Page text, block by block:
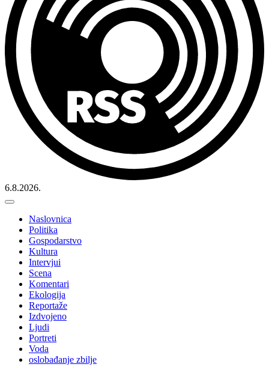
6.8.2026.
Naslovnica
Politika
Gospodarstvo
Kultura
Intervjui
Scena
Komentari
Ekologija
Reportaže
Izdvojeno
Ljudi
Portreti
Voda
oslobađanje zbilje